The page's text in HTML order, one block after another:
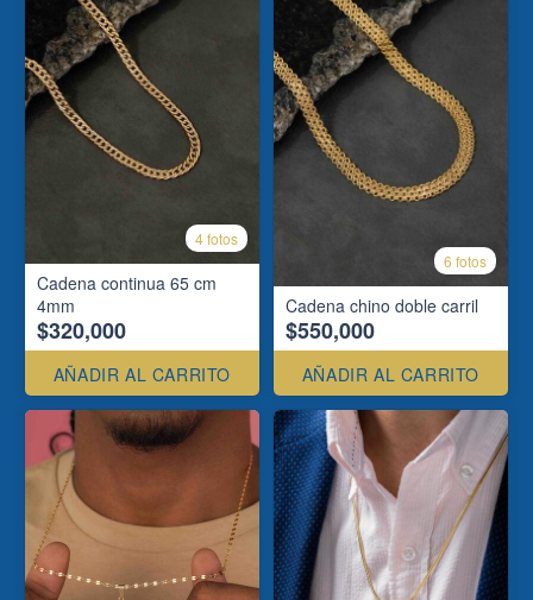
4 fotos
Cadena continua 65 cm
4mm
$320,000
AÑADIR AL CARRITO
6 fotos
Cadena chino doble carril
$550,000
AÑADIR AL CARRITO